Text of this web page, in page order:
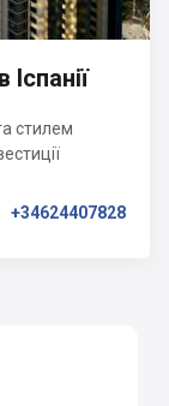
стилем
+34624407828